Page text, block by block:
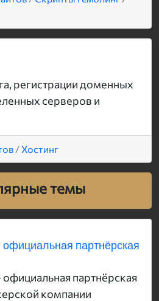
регистрации доменных
серверов и
/Хостинг
темы
партнёрская
партнёрская
компании